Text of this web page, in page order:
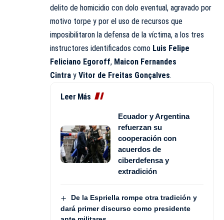
delito de homicidio con dolo eventual, agravado por
motivo torpe y por el uso de recursos que
imposibilitaron la defensa de la víctima, a los tres
instructores identificados como Luis Felipe
Feliciano Egoroff, Maicon Fernandes
Cintra y Vitor de Freitas Gonçalves.
Leer Más
Ecuador y Argentina
refuerzan su
cooperación con
acuerdos de
ciberdefensa y
extradición
De la Espriella rompe otra tradición y
dará primer discurso como presidente